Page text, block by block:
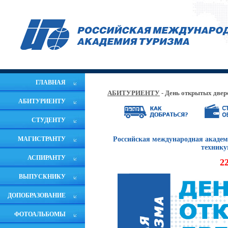
ГЛАВНАЯ
АБИТУРИЕНТУ
СТУДЕНТУ
МАГИСТРАНТУ
АСПИРАНТУ
ВЫПУСКНИКУ
ДОПОБРАЗОВАНИЕ
ФОТОАЛЬБОМЫ
АБИТУРИЕНТУ - День открытых
Российская международная